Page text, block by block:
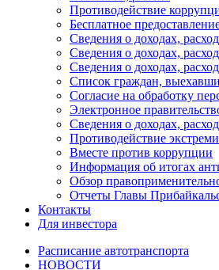
Противодействие
Бесплатное
Сведения о доходах,
Сведения о доходах,
Сведения о доходах,
Список граждан,
Согласие на обработку
Электронное
Сведения о доходах,
Противодействие
Вместе против коррупции
Информация об итогах
Обзор
Отчеты Главы
Контакты
Для инвестора
Расписание автотранспорта
НОВОСТИ